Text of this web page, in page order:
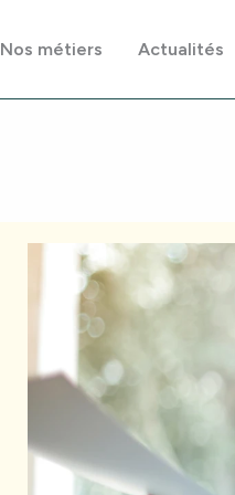
Nos métiers Actualités